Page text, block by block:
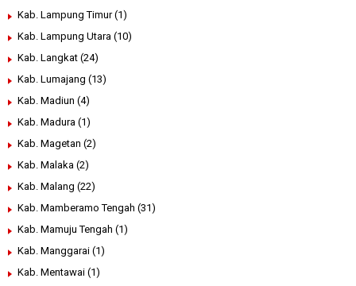
Kab. Lampung Timur (1)
Kab. Lampung Utara (10)
Kab. Langkat (24)
Kab. Lumajang (13)
Kab. Madiun (4)
Kab. Madura (1)
Kab. Magetan (2)
Kab. Malaka (2)
Kab. Malang (22)
Kab. Mamberamo Tengah (31)
Kab. Mamuju Tengah (1)
Kab. Manggarai (1)
Kab. Mentawai (1)